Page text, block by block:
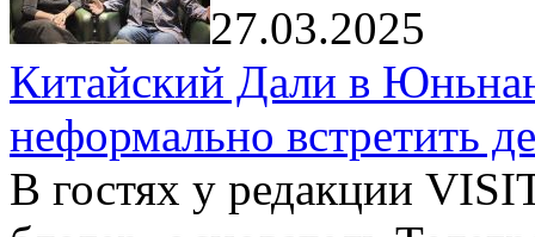
27.03.2025
Китайский Дали в
неформально встретить
В гостях у редакции